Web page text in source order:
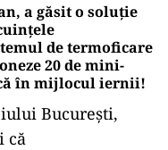
a găsit o soluție
de termoficare
20 de mini-
în mijlocul iernii!
București,
că